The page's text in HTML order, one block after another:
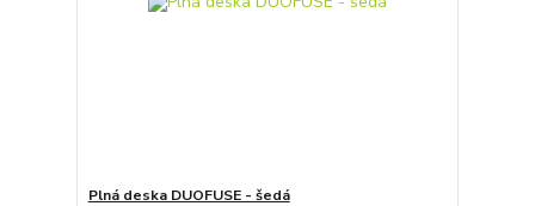
Plná deska DUOFUSE - šedá